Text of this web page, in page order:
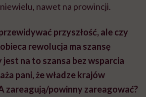
nawet na prowincji.
przyszłość, ale czy
rewolucja ma szansę
jest na to szansa bez wsparcia
pani, że władze krajów
zareagują/powinny zareagować?